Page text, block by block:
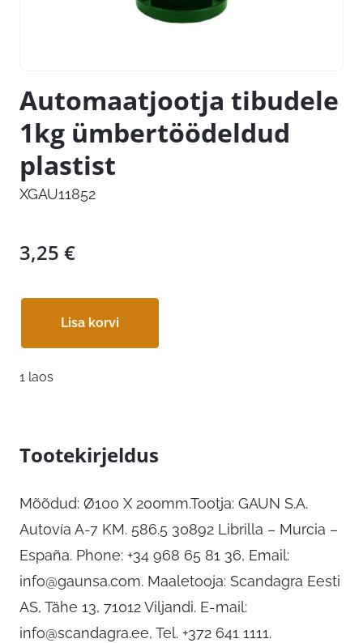
Automaatjootja tibudele
1kg ümbertöödeldud
plastist
XGAU11852
3,25 €
Lisa korvi
1 laos
Tootekirjeldus
Mõõdud: Ø100 X 200mm.Tootja: GAUN S.A.
Autovía A-7 KM. 586.5 30892 Librilla – Murcia –
España. Phone: +34 968 65 81 36, Email:
info@gaunsa.com. Maaletooja: Scandagra Eesti
AS, Tähe 13, 71012 Viljandi. E-mail:
info@scandagra.ee, Tel. +372 641 1111.